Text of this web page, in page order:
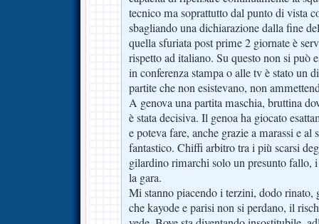
tecnico ma soprattutto dal punto di vista
sbagliando una dichiarazione dalla fine
quella sfuriata post prime 2 giornate è
rispetto ad italiano. Su questo non si può
in conferenza stampa o alle tv è stato un
partite che non esistevano, non
A genova una partita maschia, bruttina
è stata decisiva. Il genoa ha giocato
e poteva fare, anche grazie a marassi e
fantastico. Chiffi arbitro tra i più scarsi
gilardino rimarchi solo un presunto fallo,
la gara.
Mi stanno piacendo i terzini, dodo rinato,
che kayode e parisi non si perdano, il